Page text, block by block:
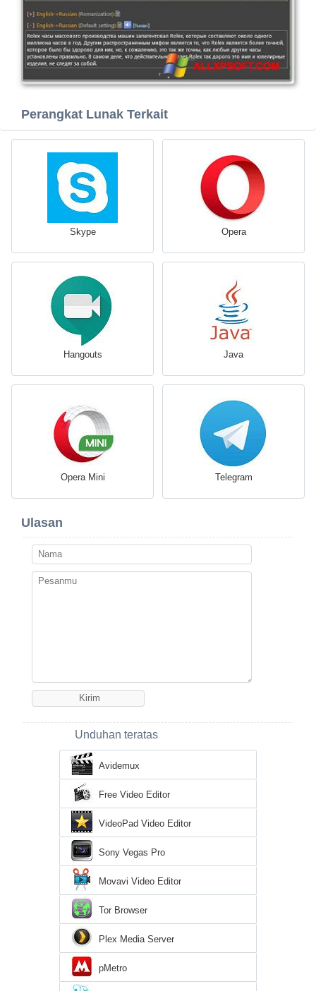
Perangkat Lunak Terkait
Skype Opera
Hangouts Java
Opera Mini Telegram
Ulasan
Unduhan teratas
Avidemux
Free Video Editor
VideoPad Video Editor
Sony Vegas Pro
Movavi Video Editor
Tor Browser
Plex Media Server
pMetro